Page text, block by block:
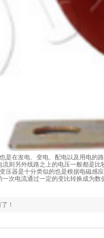
是在发电、变电、配电以及用电的
流则另外线路之上的电压一般都是
压器是十分类似的也是根据电磁感
一次电流通过一定的变比转换成为数
！